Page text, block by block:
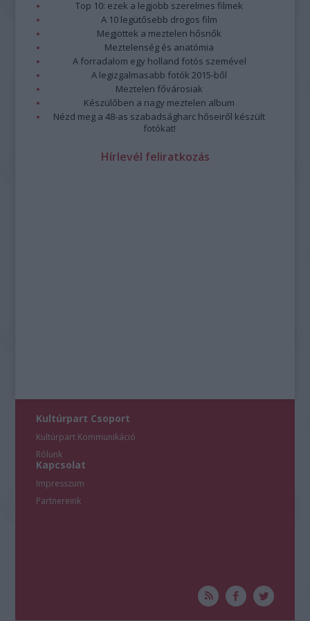
Top 10: ezek a legjobb szerelmes filmek
A 10 legütősebb drogos film
Megjöttek a meztelen hősnők
Meztelenség és anatómia
A forradalom egy holland fotós szemével
A legizgalmasabb fotók 2015-ből
Meztelen fővárosiak
Készülőben a nagy meztelen album
Nézd meg a 48-as szabadságharc hőseiről készült
fotókat!
Hírlevél feliratkozás
Kultúrpart Csoport
Kultúrpart Kommunikáció
Rólunk
Kapcsolat
Impresszum
Partnereink